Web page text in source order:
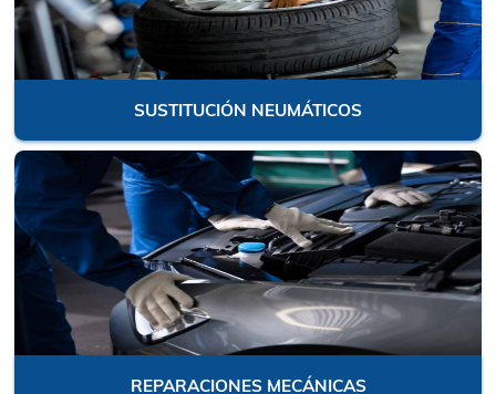
SUSTITUCIÓN NEUMÁTICOS